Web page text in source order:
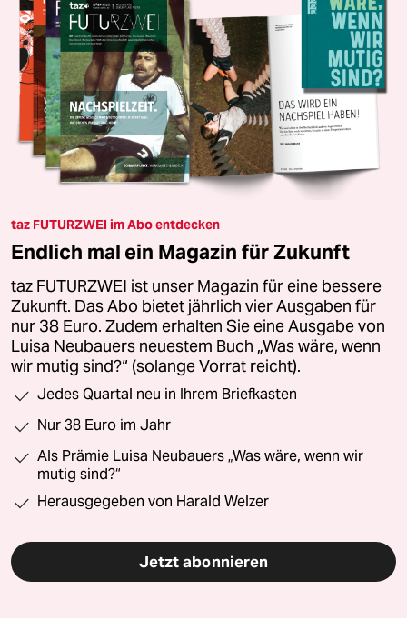
taz FUTURZWEI im Abo entdecken
Endlich mal ein Magazin für Zukunft
taz FUTURZWEI ist unser Magazin für eine bessere
Zukunft. Das Abo bietet jährlich vier Ausgaben für
nur 38 Euro. Zudem erhalten Sie eine Ausgabe von
Luisa Neubauers neuestem Buch „Was wäre, wenn
wir mutig sind?“ (solange Vorrat reicht).
Jedes Quartal neu in Ihrem Briefkasten
Nur 38 Euro im Jahr
Als Prämie Luisa Neubauers „Was wäre, wenn wir
mutig sind?“
Herausgegeben von Harald Welzer
Jetzt abonnieren